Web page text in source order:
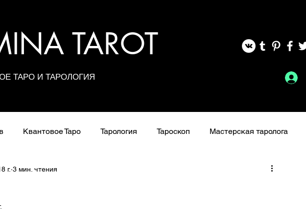
ТАРО И ТАРОЛОГИЯ
Квантовое Таро Тарология Тароскоп Мастерская таролога
Расклады
г. 3 мин. чтения
5 звезд.
TAROT